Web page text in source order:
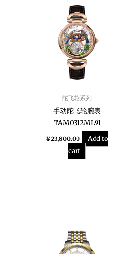
陀飞轮系列
手动陀飞轮腕表
TAM0312ML91
¥23,800.00
Add to
cart